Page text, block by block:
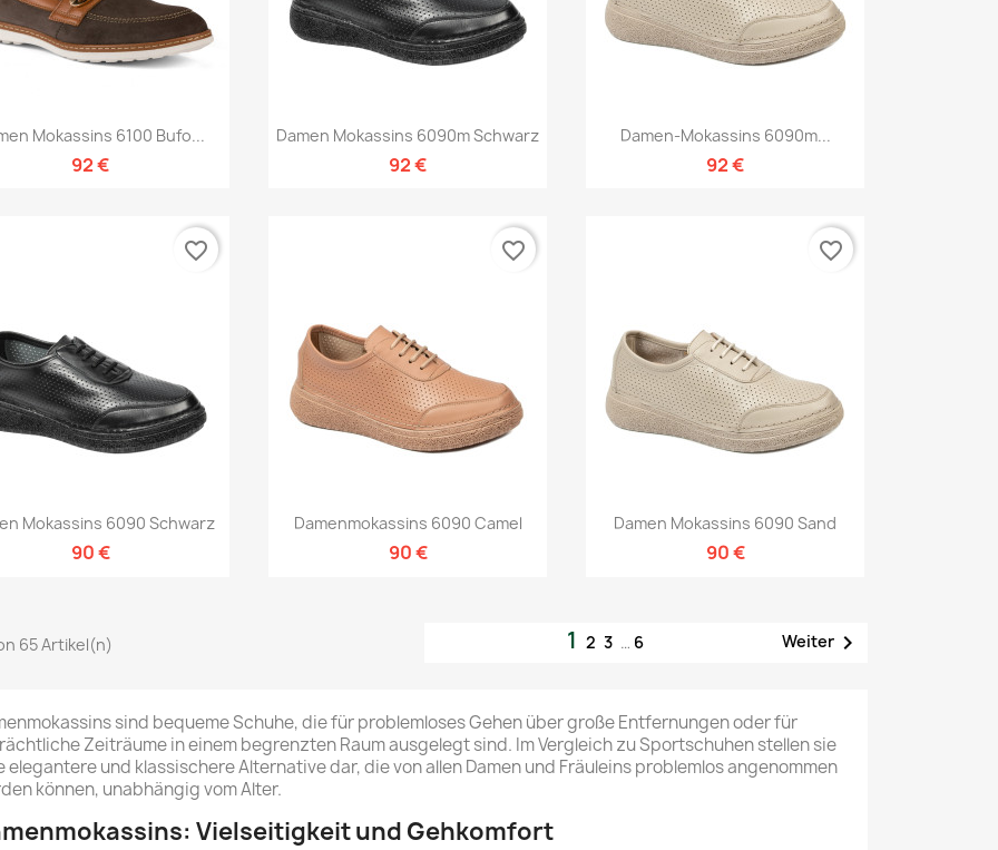
Vorschau
Mokassins 6100 Bufo...
92 €
Vorschau
Damen Mokassins 6090m Schwarz
92 €
Vorschau
Damen-Mokassins 6090m...
92 €
Vorschau
Mokassins 6090 Schwarz
90 €
favorite_border
Vorschau
Damenmokassins 6090 Camel
90 €
favorite_border
Vorschau
Damen Mokassins 6090 Sand
90 €
favorite_border
65 Artikel(n) 123 … 6 Weiter
sind bequeme Schuhe, die für problemloses Gehen über große Entfernungen oder für
Zeiträume in einem begrenzten Raum ausgelegt sind. Im Vergleich zu Sportschuhen stellen sie
elegantere und klassischere Alternative dar, die von allen Damen und Fräuleins problemlos angenommen
können, unabhängig vom Alter.
Vielseitigkeit und Gehkomfort